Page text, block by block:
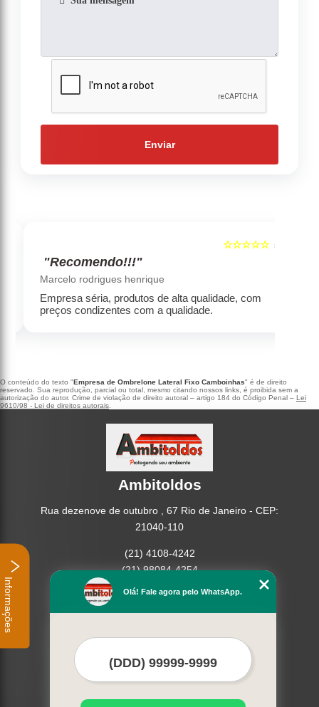
Enviar
5
☆☆☆☆☆
"Recomendo!!!"
Marcelo rodrigues henrique
Empresa séria, produtos de alta qualidade, com
preços condizentes com a qualidade.
O conteúdo do texto "Empresa de Ombrelone Lateral Fixo Camboinhas" é de direito
reservado. Sua reprodução, parcial ou total, mesmo citando nossos links, é proibida sem a
autorização do autor. Crime de violação de direito autoral – artigo 184 do Código Penal – Lei
9610/98 - Lei de direitos autorais
Ambitoldos
Rua dezenove de outubro , 67 Rio de Janeiro - CEP:
21040-110
(21) 4108-4242
(21) 98084-4254
Home
Empresa
Contato
Olá! Fale agora pelo WhatsApp.
Informações